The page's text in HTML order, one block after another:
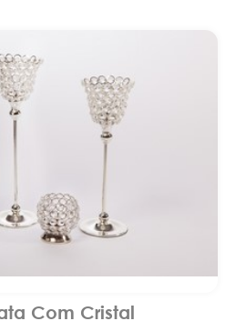
Com Cristal